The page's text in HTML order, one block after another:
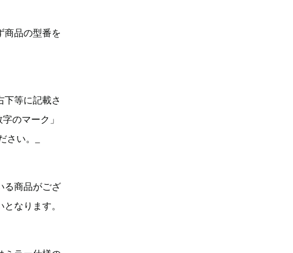
商品の型番を
下等に記載さ
のマーク」
い。_
る商品がござ
なります。